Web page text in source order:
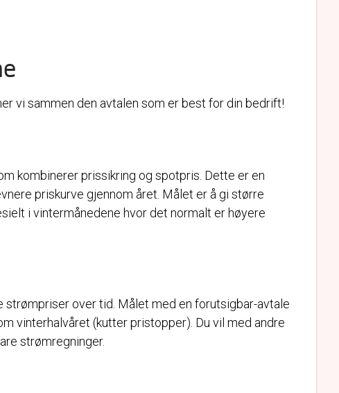
vi sammen den avtalen som er best for din bedrift!
kombinerer prissikring og spotpris. Dette er en
priskurve gjennom året. Målet er å gi større
i vintermånedene hvor det normalt er høyere
over tid. Målet med en forutsigbar-avtale
vinterhalvåret (kutter pristopper). Du vil med andre
strømregninger.